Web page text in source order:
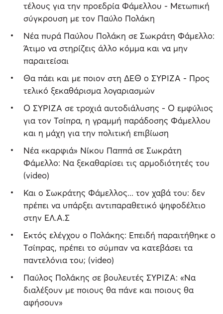
τέλους για την προεδρία Φάμελλου - Μετωπική
σύγκρουση με τον Παύλο Πολάκη
Νέα πυρά Παύλου Πολάκη σε Σωκράτη Φάμελλο:
Άτιμο να στηρίζεις άλλο κόμμα και να μην
παραιτείσαι
Θα πάει και με ποιον στη ΔΕΘ ο ΣΥΡΙΖΑ - Προς
τελικό ξεκαθάρισμα λογαριασμών
Ο ΣΥΡΙΖΑ σε τροχιά αυτοδιάλυσης - Ο εμφύλιος
για τον Τσίπρα, η γραμμή παράδοσης Φάμελλου
και η μάχη για την πολιτική επιβίωση
Νέα «καρφιά» Νίκου Παππά σε Σωκράτη
Φάμελλο: Να ξεκαθαρίσει τις αρμοδιότητές του
(video)
Και ο Σωκράτης Φάμελλος... τον χαβά του: δεν
πρέπει να υπάρξει αντιπαραθετικό ψηφοδέλτιο
στην ΕΛ.Α.Σ
Εκτός ελέγχου ο Πολάκης: Επειδή παραιτήθηκε ο
Τσίπρας, πρέπει το σύμπαν να κατεβάσει τα
παντελόνια του; (video)
Παύλος Πολάκης σε βουλευτές ΣΥΡΙΖΑ: «Να
διαλέξουν με ποιους θα πάνε και ποιους θα
αφήσουν»